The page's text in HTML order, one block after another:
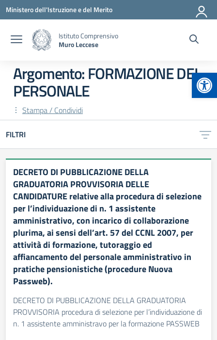
Vai ai contenuti
Vai al menu di navigazione
Vai al footer
Ministero dell'Istruzione e del Merito
Istituto Comprensivo
Muro Leccese
Argomento: FORMAZIONE DEL
PERSONALE
Stampa / Condividi
FILTRI
DECRETO DI PUBBLICAZIONE DELLA
GRADUATORIA PROVVISORIA DELLE
CANDIDATURE relative alla procedura di selezione
per l’individuazione di n. 1 assistente
amministrativo, con incarico di collaborazione
plurima, ai sensi dell’art. 57 del CCNL 2007, per
attività di formazione, tutoraggio ed
affiancamento del personale amministrativo in
pratiche pensionistiche (procedure Nuova
Passweb).
DECRETO DI PUBBLICAZIONE DELLA GRADUATORIA
PROVVISORIA procedura di selezione per l’individuazione di
n. 1 assistente amministravo per la formazione PASSWEB